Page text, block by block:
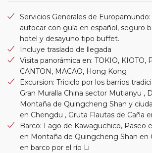
Servicios Generales de
autocar con guía en español, seguro
hotel y desayuno tipo buffet.
Incluye traslado de llegada
Visita panorámica en: TOKIO, KIOTO,
CANTON, MACAO, Hong Kong
Excursion: Triciclo por los barrios
Gran Muralla China sector Mutianyu ,
Montaña de Quingcheng Shan y
en Chengdu , Gruta Flautas de Caña
Barco: Lago de Kawaguchico, Paseo
en Montaña de Quingcheng Shan en
en barco por el río Li